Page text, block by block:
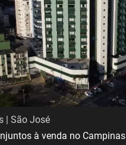
| São José
à venda no Campinas